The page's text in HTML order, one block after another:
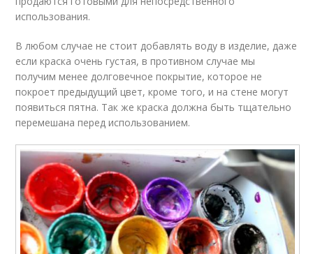
использования.
В любом случае не стоит добавлять воду в изделие, даже
если краска очень густая, в противном случае мы
получим менее долговечное покрытие, которое не
покроет предыдущий цвет, кроме того, и на стене могут
появиться пятна. Так же краска должна быть тщательно
перемешана перед использованием.